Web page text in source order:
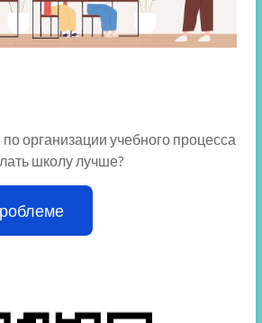
организации учебного процесса
школу лучше?